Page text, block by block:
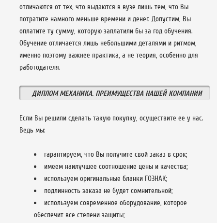
отличаются от тех, что выдаются в вузе лишь тем, что Вы
потратите намного меньше времени и денег. Допустим, Вы
оплатите ту сумму, которую заплатили бы за год обучения.
Обучение отличается лишь небольшими деталями и ритмом,
именно поэтому важнее практика, а не теория, особенно для
работодателя.
ДИПЛОМ МЕХАНИКА. ПРЕИМУЩЕСТВА НАШЕЙ КОМПАНИИ
Если Вы решили сделать такую покупку, осуществите ее у нас.
Ведь мы:
гарантируем, что Вы получите свой заказ в срок;
имеем наилучшее соотношение цены и качества;
используем оригинальные бланки ГОЗНАК;
подлинность заказа не будет сомнительной;
используем современное оборудование, которое
обеспечит все степени защиты;